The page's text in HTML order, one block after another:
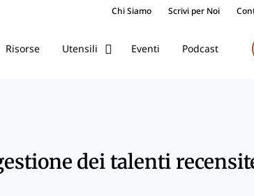
Chi Siamo Scrivi per Noi
Risorse Utensili Eventi Podcast
dei talenti